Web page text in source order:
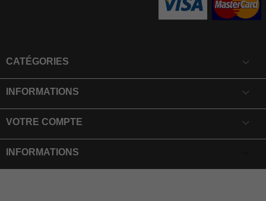
CATÉGORIES 
INFORMATIONS 
VOTRE COMPTE 
INFORMATIONS